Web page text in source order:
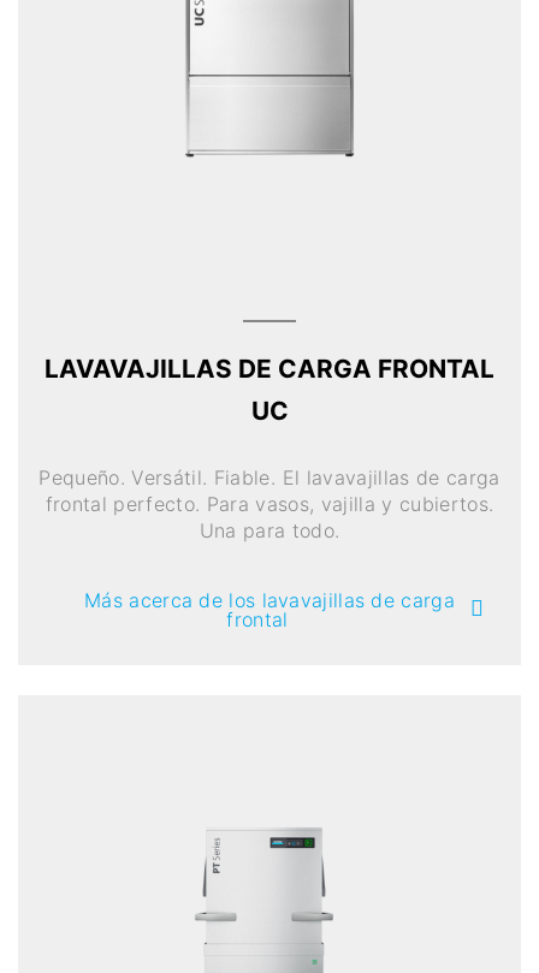
LAVAVAJILLAS DE CARGA FRONTAL
UC
Pequeño. Versátil. Fiable. El lavavajillas de carga
frontal perfecto. Para vasos, vajilla y cubiertos.
Una para todo.
Más acerca de los lavavajillas de carga
frontal